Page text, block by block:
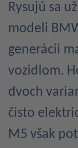
Rysujú sa
modeli
generácii
vozidlom.
dvoch
čisto
M5 však